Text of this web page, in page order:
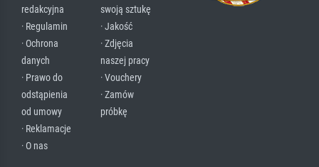
redakcyjna
· Regulamin
· Ochrona
danych
· Prawo do
odstąpienia
od umowy
· Reklamacje
· O nas
swoją sztukę
· Jakość
· Zdjęcia
naszej pracy
· Vouchery
· Zamów
próbkę